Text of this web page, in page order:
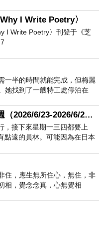
偶爾會引進 C
I Write Poetry〉
I Write Poetry〉刊登于《芝
一半的時間就能完成，但梅麗
她找到了一艘特工處停泊在
週間農居第284週（2026/6/23-2026/6/24) 夏至 金黃稻浪洋溢豐收喜悅
，接下來星期一三四都要上
點遠的員林。可能因為在日本
上班時，心裡沒有一
住，應生無所住心，無住，非
相，覺念念真，心無覺相